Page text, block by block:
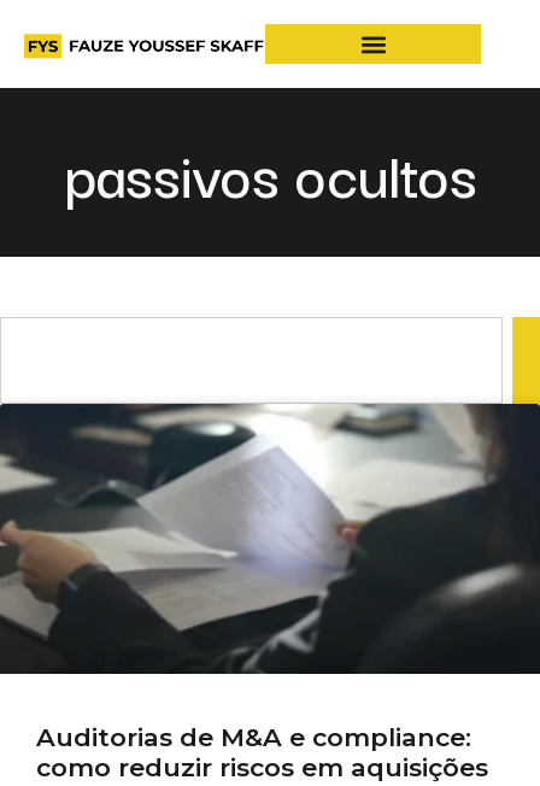
passivos ocultos
Auditorias de M&A e compliance:
como reduzir riscos em aquisições